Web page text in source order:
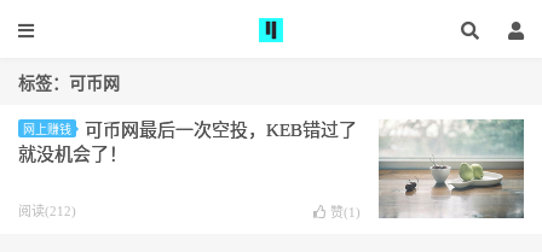
标签：可币网
网上赚钱
可币网最后一次空投，KEB错过了
就没机会了！
阅读(212) 赞(1 )